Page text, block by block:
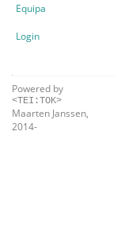
Equipa
Login
Powered by
<TEI:TOK>
Maarten Janssen,
2014-